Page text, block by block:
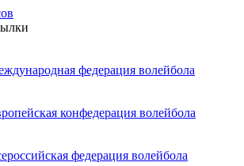
федерация волейбола
конфедерация волейбола
федерация волейбола